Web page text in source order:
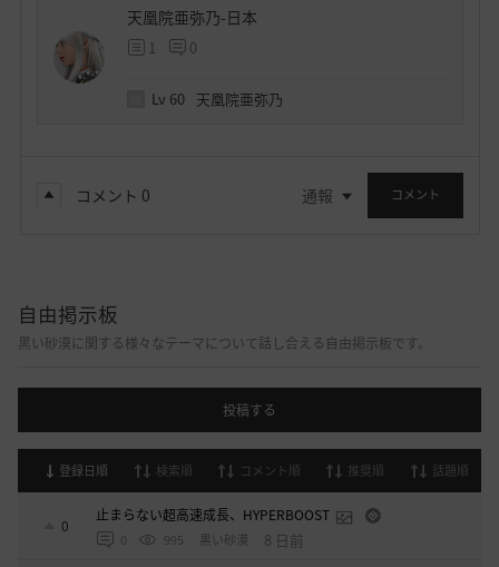
天凰院亜弥乃-日本
1 0
Lv 60 天凰院亜弥乃
コメント 0 通報 コメント
自由掲示板
黒い砂漠に関する様々なテーマについて話し合える自由掲示板です。
投稿する
登録日順 検索順 コメント順 推奨順 話題順
0
止まらない超高速成長、HYPERBOOST
0 995 黒い砂漠 8 日前